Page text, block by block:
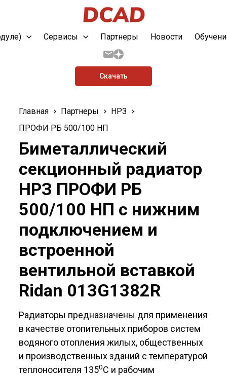
Сервисы Партнеры Новости
Скачать
Главная Партнеры
НРЗ
ПРОФИ РБ 500/100 НП
Биметаллический
секционный радиатор
НРЗ ПРОФИ РБ
500/100 НП с нижним
подключением и
встроенной
вентильной вставкой
Ridan 013G1382R
Радиаторы предназначены для применения
в качестве отопительных приборов систем
водяного отопления жилых, общественных
и производственных зданий с температурой
теплоносителя 1350С и рабочим